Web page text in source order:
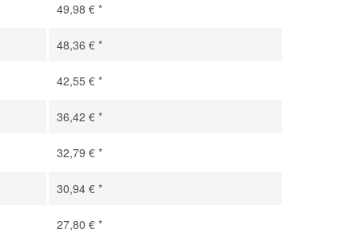
49,98 € *
48,36 € *
42,55 € *
36,42 € *
32,79 € *
30,94 € *
27,80 € *